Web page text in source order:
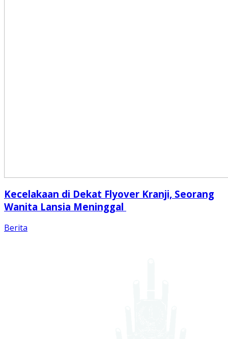
Kecelakaan di Dekat Flyover Kranji, Seorang
Wanita Lansia Meninggal
Berita